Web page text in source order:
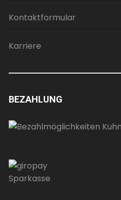
Kontaktformular
Karriere
BEZAHLUNG